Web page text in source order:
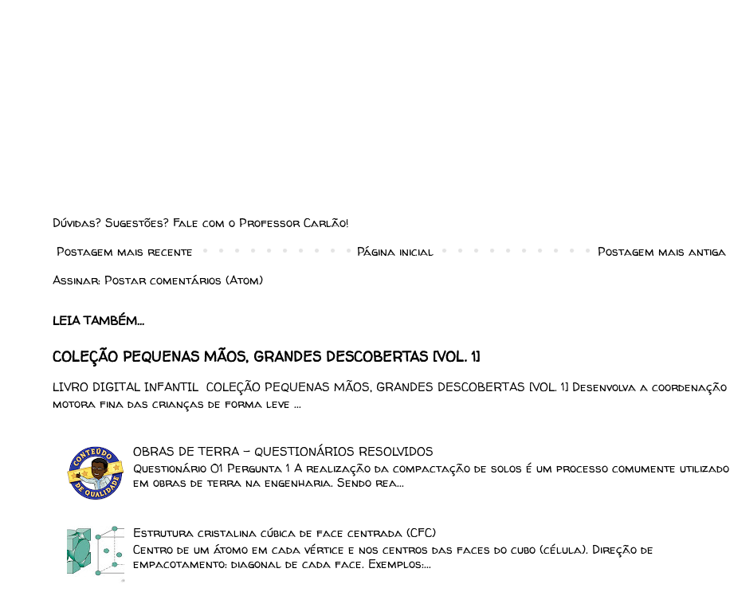
Dúvidas? Sugestões? Fale com o Professor Carlão!
Postagem mais recente
Postagem mais antiga
Página inicial
Assinar: Postar comentários (Atom)
LEIA TAMBÉM...
COLEÇÃO PEQUENAS MÃOS, GRANDES DESCOBERTAS [VOL. 1]
LIVRO DIGITAL INFANTIL COLEÇÃO PEQUENAS MÃOS, GRANDES DESCOBERTAS [VOL. 1] Desenvolva a coordenação
motora fina das crianças de forma leve ...
OBRAS DE TERRA - QUESTIONÁRIOS RESOLVIDOS
Questionário 01 Pergunta 1 A realização da compactação de solos é um processo comumente utilizado
em obras de terra na engenharia. Sendo rea...
Estrutura cristalina cúbica de face centrada (CFC)
Centro de um átomo em cada vértice e nos centros das faces do cubo (célula). Direção de
empacotamento: diagonal de cada face. Exemplos:...